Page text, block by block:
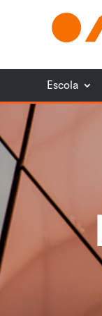
Escola